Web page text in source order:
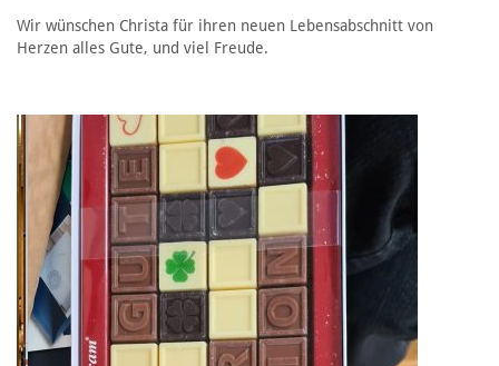
Wir wünschen Christa für ihren neuen Lebensabschnitt von
Herzen alles Gute, und viel Freude.